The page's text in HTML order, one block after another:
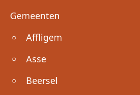
Voet
Gemeenten
Affligem
Asse
Beersel